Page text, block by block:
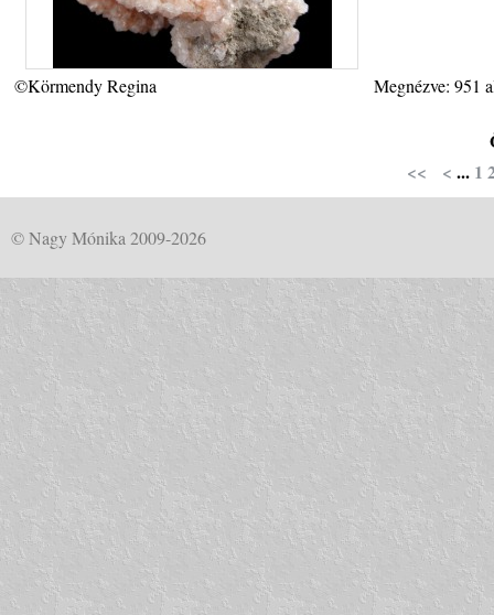
©Körmendy Regina Megnézve: 951
<<
< ... 1
© Nagy Mónika 2009-2026